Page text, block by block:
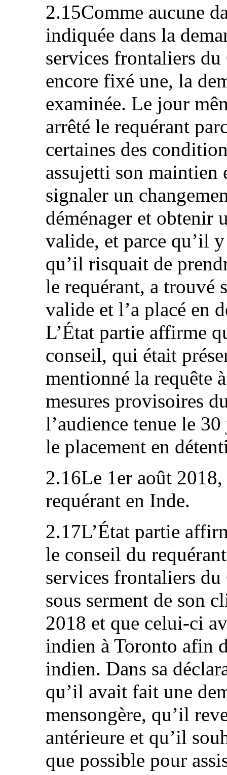
2.15Comme aucune
indiquée dans la
services frontaliers du
encore fixé une, la
examinée. Le jour
arrêté le requérant
certaines des
assujetti son maintien
signaler un
déménager et obtenir
valide, et parce qu’il
qu’il risquait de
le requérant, a trouvé
valide et l’a placé en
L’État partie affirme
conseil, qui était
mentionné la requête
mesures provisoires
l’audience tenue le
le placement en
2.16Le 1er août
requérant en Inde.
2.17L’État partie
le conseil du
services frontaliers
sous serment de son
2018 et que celui-ci
indien à Toronto afin
indien. Dans sa
qu’il avait fait une
mensongère, qu’il
antérieure et qu’il
que possible pour